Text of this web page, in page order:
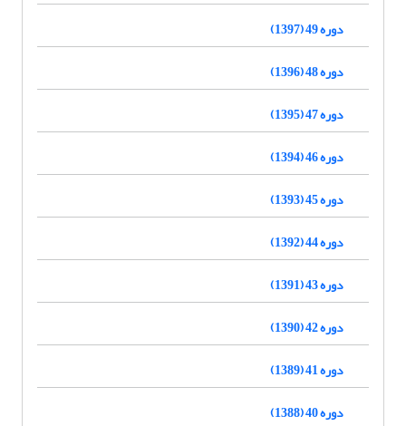
دوره 49 (1397)
دوره 48 (1396)
دوره 47 (1395)
دوره 46 (1394)
دوره 45 (1393)
دوره 44 (1392)
دوره 43 (1391)
دوره 42 (1390)
دوره 41 (1389)
دوره 40 (1388)